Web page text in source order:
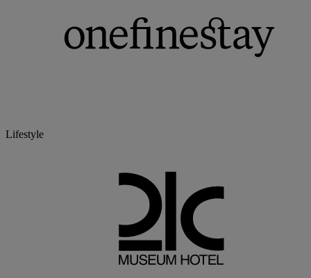
Lifestyle